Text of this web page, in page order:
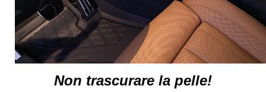
Non trascurare la pelle!